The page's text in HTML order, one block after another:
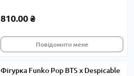
810.00 ₴
Повідомити мене
Фігурка Funko Pop BTS x Despicable